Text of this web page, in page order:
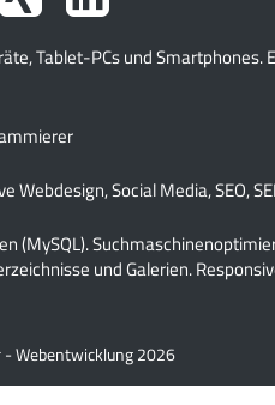
Tablet-PCs und Smartphones.
Social Media, SEO,
(MySQL).
und Galerien.
Webentwicklung 2026